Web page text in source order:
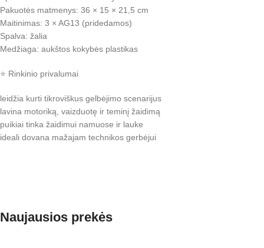
Pakuotės matmenys: 36 × 15 × 21,5 cm
Maitinimas: 3 × AG13 (pridedamos)
Spalva: žalia
Medžiaga: aukštos kokybės plastikas
⭐ Rinkinio privalumai
leidžia kurti tikroviškus gelbėjimo scenarijus
lavina motoriką, vaizduotę ir teminį žaidimą
puikiai tinka žaidimui namuose ir lauke
ideali dovana mažajam technikos gerbėjui
Naujausios prekės